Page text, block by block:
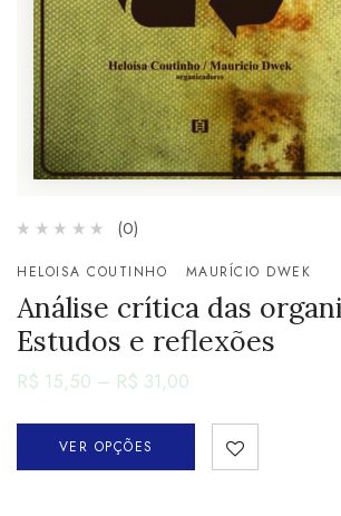
(0)
HELOISA COUTINHO MAURÍCIO DWEK
Análise crítica das
Estudos e reflexões
R$ 15,50 – R$ 31,00
VER OPÇÕES